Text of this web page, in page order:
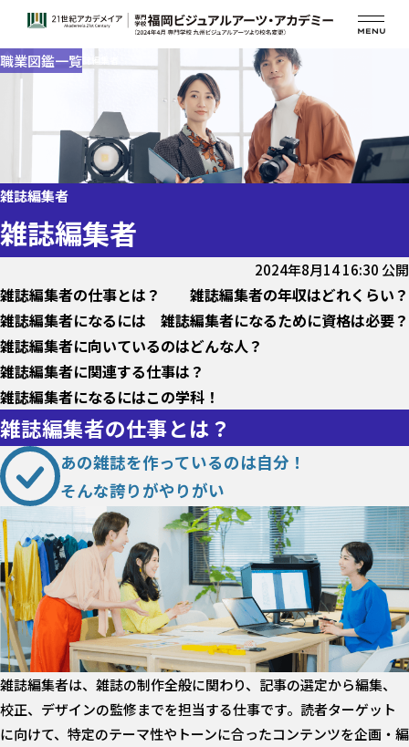
職業図鑑一覧
職業図鑑一覧
アーティストやアニメの アフレコ・ゲーム音楽
ファッション業界
映画・特撮・ドラマの現場
テレビ番組（情報・バラエティー）
テーマパーク業界
ミュージックビデオ業界
出版業界
ライブ・コンサート系
職業図鑑 雑誌編集者
雑誌編集者
雑誌編集者
2024年8月14 16:30 公開
雑誌編集者の仕事とは？
雑誌編集者の年収はどれくらい？
雑誌編集者になるには
雑誌編集者になるために資格は必要？
雑誌編集者に向いているのはどんな人？
雑誌編集者に関連する仕事は？
雑誌編集者になるにはこの学科！
雑誌編集者の仕事とは？
あの雑誌を作っているのは自分！
そんな誇りがやりがい
雑誌編集者は、雑誌の制作全般に関わり、記事の選定から編集、
校正、デザインの監修までを担当する仕事です。読者ターゲット
に向けて、特定のテーマ性やトーンに合ったコンテンツを企画・編